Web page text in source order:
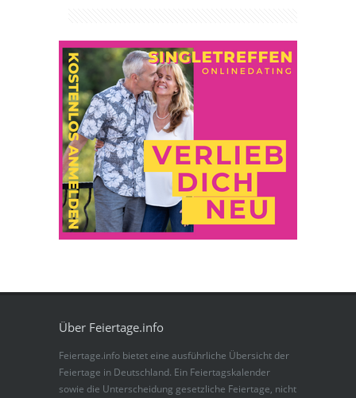
Über Feiertage.info
Feiertage.info bietet eine ausführliche Übersicht der
Feiertage in Deutschland. Ein Feiertagskalender
sowie die Unterscheidung gesetzliche Feiertage, nicht